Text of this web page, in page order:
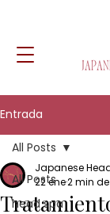
Entrada
All Posts
head spa
All Posts
Japanese
22 ene2 min